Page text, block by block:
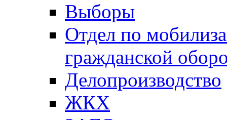
Выборы
Отдел по
гражданской
Делопроизводство
ЖКХ